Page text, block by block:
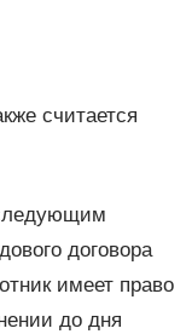
считается
договора
имеет право
до дня